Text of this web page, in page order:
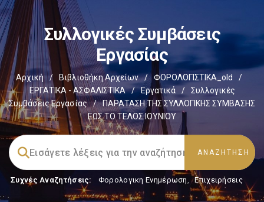
Συλλογικές Συμβάσεις
Εργασίας
Αρχική / Βιβλιοθήκη Αρχείων / ΦΟΡΟΛΟΓΙΣΤΙΚΑ_old
/
ΕΡΓΑΤΙΚΑ - ΑΣΦΑΛΙΣΤΙΚΑ
/ Εργατικά /
Συλλογικές
Συμβάσεις Εργασίας
/
ΠΑΡΑΤΑΣΗ ΤΗΣ ΣΥΛΛΟΓΙΚΗΣ ΣΥΜΒΑΣΗΣ
ΕΩΣ ΤΟ ΤΕΛΟΣ ΙΟΥΝΙΟΥ
Συχνές Αναζητήσεις: Φορολογικη Ενημέρωση, Επιχειρήσεις